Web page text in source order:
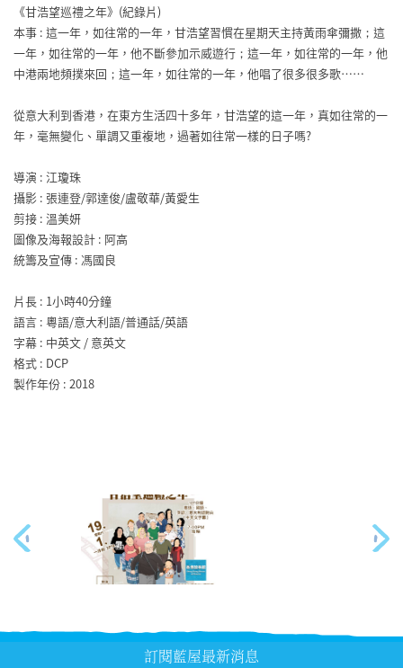
《甘浩望巡禮之年》(紀錄片)
本事 : 這一年，如往常的一年，甘浩望習慣在星期天主持黃雨傘彌撒；這
一年，如往常的一年，他不斷參加示威遊行；這一年 ，如往常的一年，他
中港兩地頻撲來回；這一年，如往常的一年，他唱了很多很多歌……
從意大利到香港，在東方生活四十多年，甘浩望的這一年， 真如往常的一
年，毫無變化、單調又重複地，過著如往常一樣的日子嗎?
導演 : 江瓊珠
攝影 : 張連登/郭達俊/盧敬華/黃愛生
剪接 : 溫美妍
圖像及海報設計 : 阿高
統籌及宣傳 : 馮國良
片長 : 1小時40分鐘
語言 : 粵語/意大利語/普通話/英語
字幕 : 中英文 / 意英文
格式 : DCP
製作年份 : 2018
訂閱藍屋最新消息